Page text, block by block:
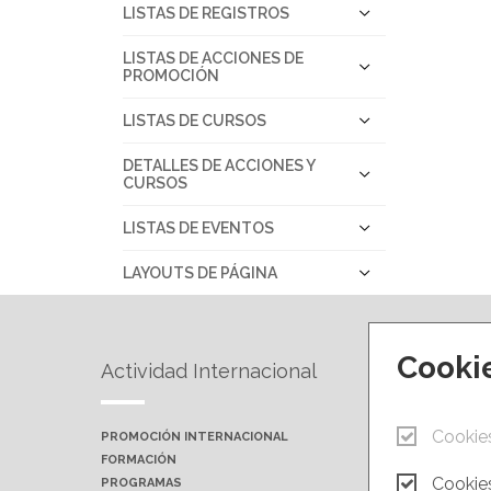
LISTAS DE REGISTROS
LISTAS DE ACCIONES DE
PROMOCIÓN
LISTAS DE CURSOS
DETALLES DE ACCIONES Y
CURSOS
LISTAS DE EVENTOS
LAYOUTS DE PÁGINA
Actividad Internacional
PROMOCIÓN INTERNACIONAL
FORMACIÓN
PROGRAMAS
CAMPUS